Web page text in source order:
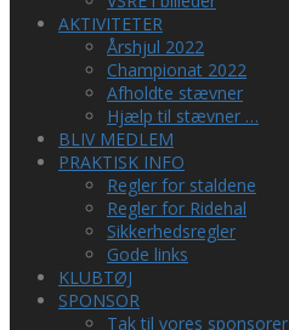
AKTIVITETER
Årshjul 2022
Championat 2022
Afholdte stævner
Hjælp til stævner …
BLIV MEDLEM
PRAKTISK INFO
Regler for staldene
Regler for Ridehal
Sikkerhedsregler
Gode links
KLUBTØJ
SPONSOR
Tak til vores sponsorer